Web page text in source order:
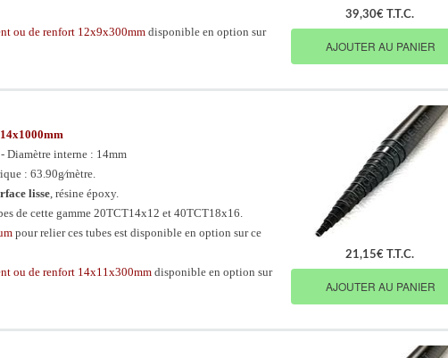
ou de renfort 12x9x300mm disponible en option sur
39,30€ T.T.C.
AJOUTER AU PANIER
- Diamètre interne : 14mm
: 63.90g⁄mètre.
lisse, résine époxy.
de cette gamme 20TCT14x12 et 40TCT18x16.
pour relier ces tubes est disponible en option sur ce
ou de renfort 14x11x300mm disponible en option sur
21,15€ T.T.C.
AJOUTER AU PANIER